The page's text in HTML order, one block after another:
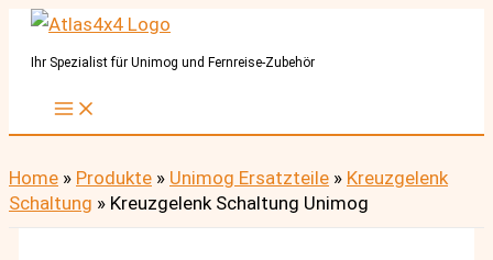
Zum
InhaltIhr Spezialist für Unimog und Fernreise-Zubehör
Home » Produkte » Unimog Ersatzteile » Kreuzgelenk
Schaltung » Kreuzgelenk Schaltung Unimog